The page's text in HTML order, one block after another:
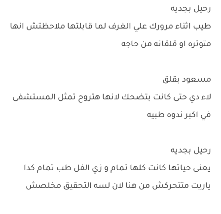
رحيل بجديه
طيب اثناء مرورك علي الغرف لما قابلتها ملاحظتش انها
متوتره او قلقانه من حاجه
مسعود بقلق
لاء دي حتى كانت بتضحك لانها هتروح تمثل المستشفى
في اكبر ندوه طبيه
رحيل بجديه
يعنى حياتها كانت كلها تمام و زي الفل طب تمام كدا
ياريت متتحركش من هنا لان لسه التحقيق مخلصش